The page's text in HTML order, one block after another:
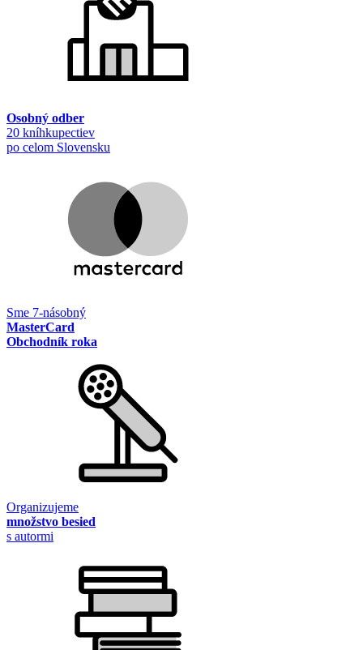
Osobný odber
20 kníhkupectiev
po celom Slovensku
Sme 7-násobný
MasterCard
Obchodník roka
Organizujeme
množstvo besied
s autormi